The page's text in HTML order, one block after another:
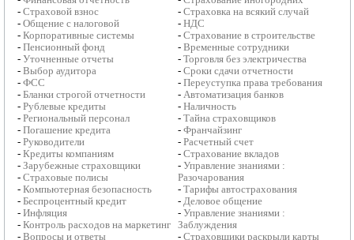
-Страховой взнос
-Общение с налоговой
-Корпоративные системы
-Пенсионный фонд
-Уточненные отчеты
-Выбор аудитора
-ФСС
-Бланки строгой отчетности
-Рублевые кредиты
-Региональный персонал
-Погашение кредита
-Руководители
-Кредиты компаниям
-Зарубежные страховщики
-Страховые полисы
-Компьютерная безопасность
-Беспроцентный кредит
-Инфляция
-Контроль расходов на маркетинг
-Вопросы и ответы
-Страховка на всякий случай
-НДС
-Страхование в строительстве
-Временные сотрудники
-Торговля без электричества
-Сроки сдачи отчетности
-Переуступка права требования
- Автоматизация банков
-Наличность
-Тайна страховщиков
-Франчайзинг
-Расчетный счет
-Страхование вкладов
-Управление знаниями :
Разочарования
-Тарифы автострахования
- Деловое общение
-Управление знаниями :
Заблуждения
-Страховщики раскрыли карты